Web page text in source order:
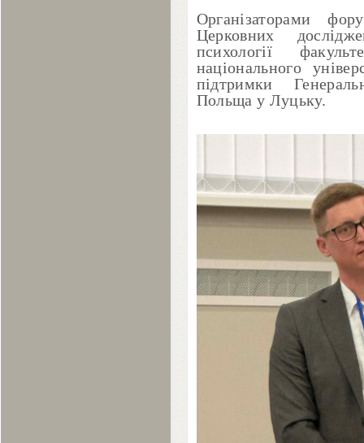
Організаторами
Церковних
психології
національного
підтримки
Польща у Луцьку.